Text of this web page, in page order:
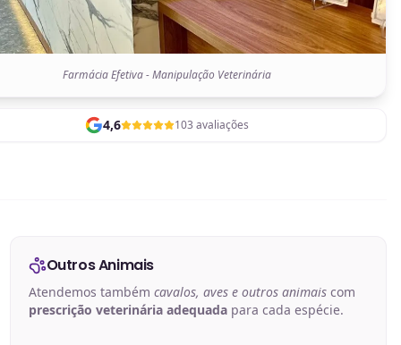
Farmácia Efetiva - Manipulação Veterinária
4,6 103 avaliações
Outros Animais
Atendemos também cavalos, aves e outros animaiscom
prescrição veterinária adequadapara cada espécie.